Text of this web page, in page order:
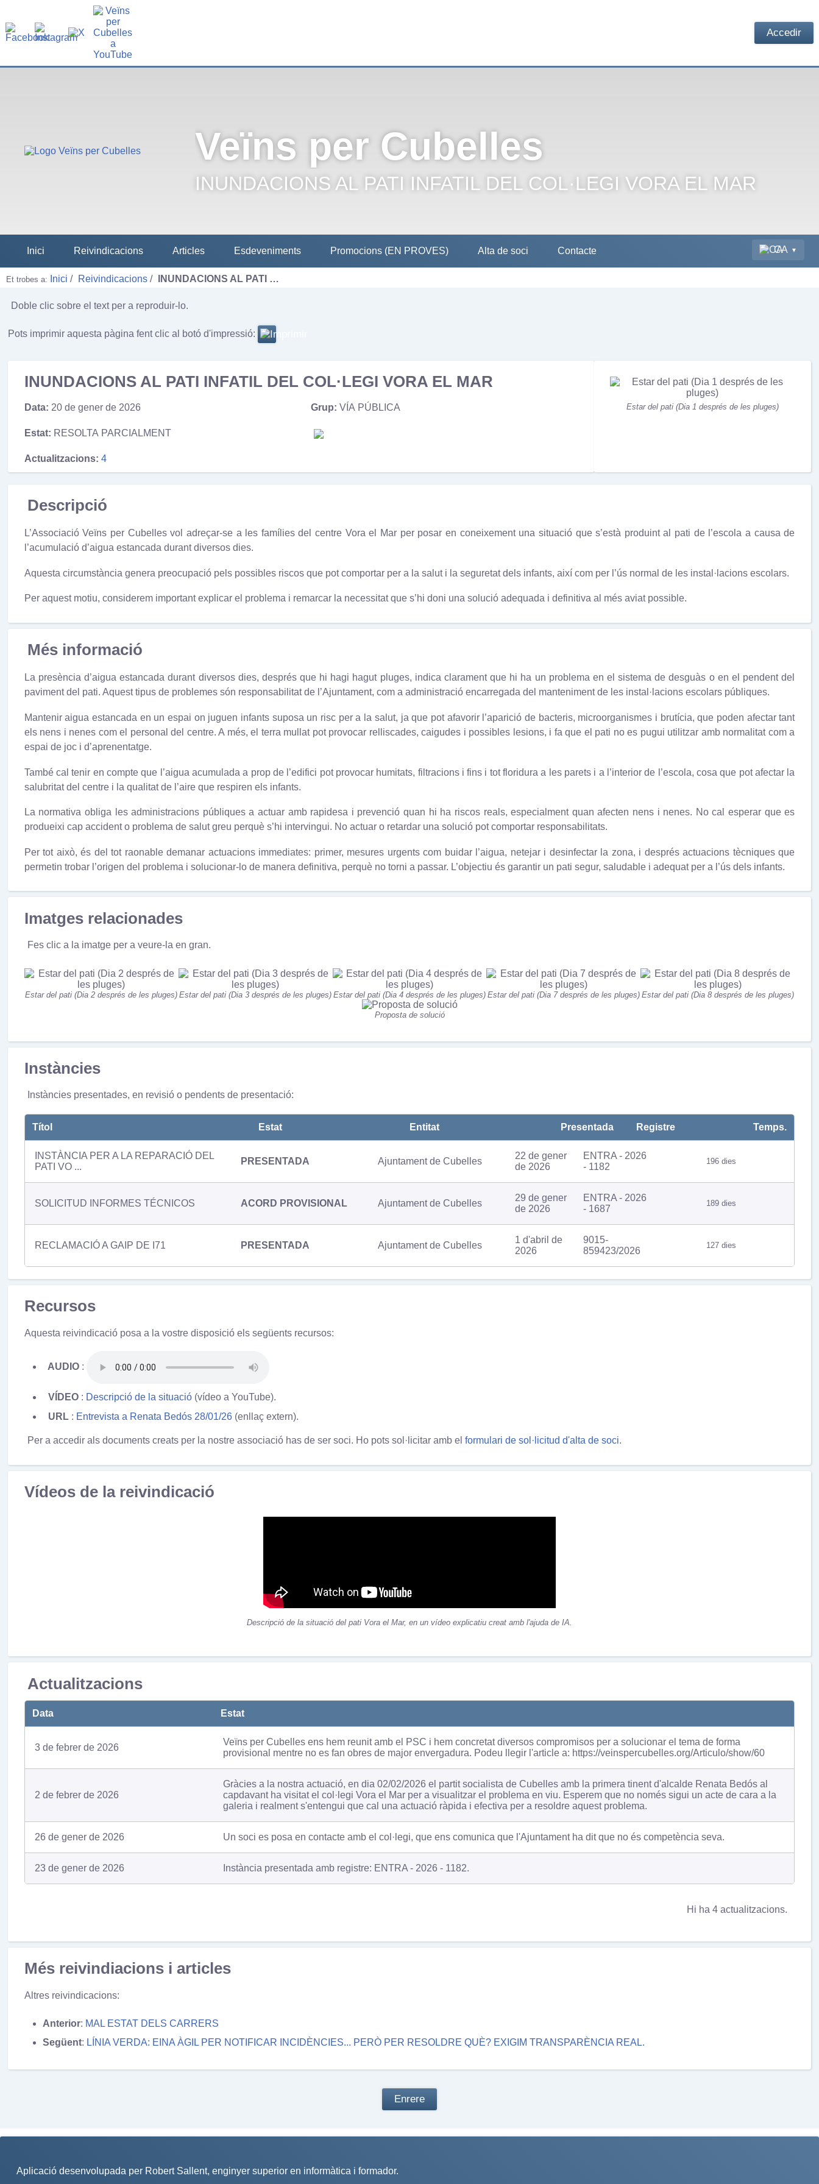
Accedir
Veïns per Cubelles
INUNDACIONS AL PATI INFATIL DEL COL·LEGI VORA EL MAR
Inici Reivindicacions Articles Esdeveniments Promocions (EN PROVES) Alta de soci Contacte CA
Et trobes a: Inici Reivindicacions INUNDACIONS AL PATI …
Doble clic sobre el text per a reproduir-lo.
Pots imprimir aquesta pàgina fent clic al botó d'impressió:
INUNDACIONS AL PATI INFATIL DEL COL·LEGI VORA EL MAR
Data: 20 de gener de 2026
Estat: RESOLTA PARCIALMENT
Actualitzacions: 4
Grup: VÍA PÚBLICA Estar del pati (Dia 1 després de les pluges)
Descripció
L’Associació Veïns per Cubelles vol adreçar-se a les famílies del centre Vora el Mar per posar en coneixement una situació que s’està produint al pati de l’escola a causa de
l’acumulació d’aigua estancada durant diversos dies.
Aquesta circumstància genera preocupació pels possibles riscos que pot comportar per a la salut i la seguretat dels infants, així com per l’ús normal de les instal·lacions escolars.
Per aquest motiu, considerem important explicar el problema i remarcar la necessitat que s’hi doni una solució adequada i definitiva al més aviat possible.
Més informació
La presència d’aigua estancada durant diversos dies, després que hi hagi hagut pluges, indica clarament que hi ha un problema en el sistema de desguàs o en el pendent del
paviment del pati. Aquest tipus de problemes són responsabilitat de l’Ajuntament, com a administració encarregada del manteniment de les instal·lacions escolars públiques.
Mantenir aigua estancada en un espai on juguen infants suposa un risc per a la salut, ja que pot afavorir l’aparició de bacteris, microorganismes i brutícia, que poden afectar tant
els nens i nenes com el personal del centre. A més, el terra mullat pot provocar relliscades, caigudes i possibles lesions, i fa que el pati no es pugui utilitzar amb normalitat com a
espai de joc i d’aprenentatge.
També cal tenir en compte que l’aigua acumulada a prop de l’edifici pot provocar humitats, filtracions i fins i tot floridura a les parets i a l’interior de l’escola, cosa que pot afectar la
salubritat del centre i la qualitat de l’aire que respiren els infants.
La normativa obliga les administracions públiques a actuar amb rapidesa i prevenció quan hi ha riscos reals, especialment quan afecten nens i nenes. No cal esperar que es
produeixi cap accident o problema de salut greu perquè s’hi intervingui. No actuar o retardar una solució pot comportar responsabilitats.
Per tot això, és del tot raonable demanar actuacions immediates: primer, mesures urgents com buidar l’aigua, netejar i desinfectar la zona, i després actuacions tècniques que
permetin trobar l’origen del problema i solucionar-lo de manera definitiva, perquè no torni a passar. L’objectiu és garantir un pati segur, saludable i adequat per a l’ús dels infants.
Imatges relacionades
Fes clic a la imatge per a veure-la en gran.
Estar del pati (Dia 2 després de les pluges) Estar del pati (Dia 3 després de les pluges) Estar del pati (Dia 4 després de les pluges) Estar del pati (Dia 7 després de les pluges) Estar del pati (Dia 8 després de les pluges)
Proposta de solució
Instàncies
Instàncies presentades, en revisió o pendents de presentació:
Títol Estat Entitat Presentada Registre Temps.
INSTÀNCIA PER A LA REPARACIÓ DEL
PATI VO ...
PRESENTADA Ajuntament de Cubelles
22 de gener
de 2026
ENTRA - 2026
- 1182
196 dies
SOLICITUD INFORMES TÉCNICOS ACORD PROVISIONAL Ajuntament de Cubelles
29 de gener
de 2026
ENTRA - 2026
- 1687
189 dies
RECLAMACIÓ A GAIP DE I71 PRESENTADA Ajuntament de Cubelles
1 d'abril de
2026
9015-
859423/2026
127 dies
Recursos
Aquesta reivindicació posa a la vostre disposició els següents recursos:
AUDIO :
VÍDEO : Descripció de la situació(vídeo a YouTube).
URL : Entrevista a Renata Bedós 28/01/26(enllaç extern).
Per a accedir als documents creats per la nostre associació has de ser soci. Ho pots sol·licitar amb el formulari de sol·licitud d'alta de soci.
Vídeos de la reivindicació
Descripció de la situació del pati Vora el Mar, en un vídeo explicatiu creat amb l'ajuda de IA.
Actualitzacions
Data Estat
3 de febrer de 2026
Veïns per Cubelles ens hem reunit amb el PSC i hem concretat diversos compromisos per a solucionar el tema de forma
provisional mentre no es fan obres de major envergadura. Podeu llegir l'article a: https://veinspercubelles.org/Articulo/show/60
2 de febrer de 2026
Gràcies a la nostra actuació, en dia 02/02/2026 el partit socialista de Cubelles amb la primera tinent d'alcalde Renata Bedós al
capdavant ha visitat el col·legi Vora el Mar per a visualitzar el problema en viu. Esperem que no només sigui un acte de cara a la
galeria i realment s'entengui que cal una actuació ràpida i efectiva per a resoldre aquest problema.
26 de gener de 2026 Un soci es posa en contacte amb el col·legi, que ens comunica que l'Ajuntament ha dit que no és competència seva.
23 de gener de 2026 Instància presentada amb registre: ENTRA - 2026 - 1182.
Hi ha 4 actualitzacions.
Més reivindiacions i articles
Altres reivindicacions:
Anterior: MAL ESTAT DELS CARRERS
Següent: LÍNIA VERDA: EINA ÀGIL PER NOTIFICAR INCIDÈNCIES... PERÒ PER RESOLDRE QUÈ? EXIGIM TRANSPARÈNCIA REAL.
Enrere
Aplicació desenvolupada per Robert Sallent, enginyer superior en informàtica i formador.